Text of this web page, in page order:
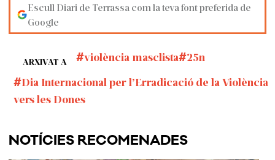
Escull Diari de Terrassa com la teva font preferida de
Google
ARXIVAT A violència masclista
25n
Dia Internacional per l’Erradicació de la Violència
vers les Dones
NOTÍCIES RECOMENADES